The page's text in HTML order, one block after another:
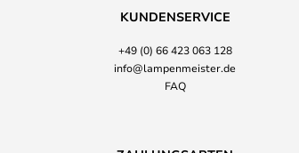
KUNDENSERVICE
+49 (0) 66 423 063 128
info@lampenmeister.de
FAQ